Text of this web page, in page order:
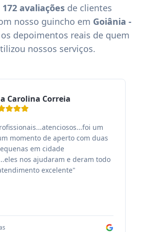
172 avaliações de clientes
nosso guincho em Goiânia -
depoimentos reais de quem
nossos serviços.
Carolina Correia
um
momento de aperto com duas
em cidade
nos ajudaram e deram todo
excelente"